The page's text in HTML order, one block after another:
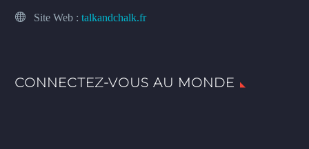
Site Web : talkandchalk.fr
CONNECTEZ-VOUS AU MONDE